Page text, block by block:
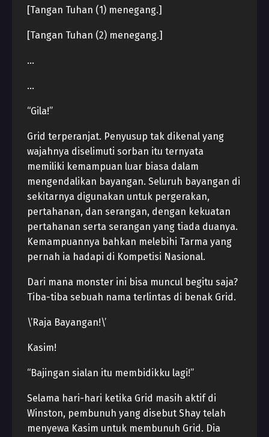
[Tangan Tuhan (1) menegang.]
[Tangan Tuhan (2) menegang.]
…
…
“Gila!”
Grid terperanjat. Penyusup tak dikenal yang
wajahnya diselimuti sorban itu ternyata
memiliki kemampuan luar biasa dalam
mengendalikan bayangan. Seluruh bayangan di
sekitarnya digunakan untuk pergerakan,
pertahanan, dan serangan, dengan kekuatan
pertahanan serta serangan yang tiada duanya.
Kemampuannya bahkan melebihi Tarma yang
pernah ia hadapi di Kompetisi Nasional.
Dari mana monster ini bisa muncul begitu saja?
Tiba-tiba sebuah nama terlintas di benak Grid.
\’Raja Bayangan!\’
Kasim!
“Bajingan sialan itu membidikku lagi!”
Selama hari-hari ketika Grid masih aktif di
Winston, pembunuh yang disebut Shay telah
menyewa Kasim untuk membunuh Grid. Dia